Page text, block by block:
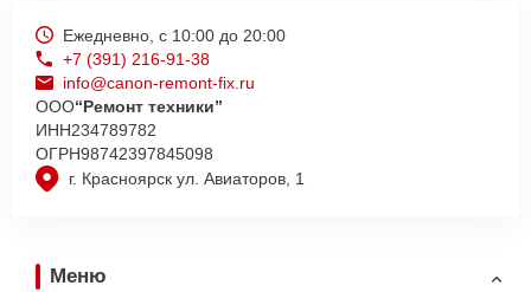
г. Красноярск ул. Авиаторов, 1
Ежедневно, с 10:00 до 20:00
+7 (391) 216-91-38
info@canon-remont-fix.ru
ООО“Ремонт техники”
ИНН234789782
ОГРН98742397845098
Меню